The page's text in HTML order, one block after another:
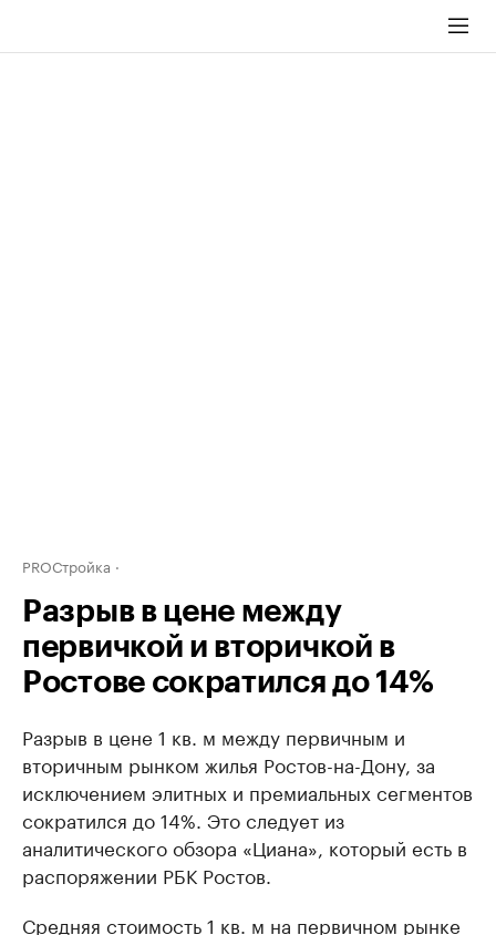
PROСтройка
Разрыв в цене между
первичкой и вторичкой в
Ростове сократился до 14%
Разрыв в цене 1 кв. м между первичным и
вторичным рынком жилья Ростов-на-Дону, за
исключением элитных и премиальных сегментов
сократился до 14%. Это следует из
аналитического обзора «Циана», который есть в
распоряжении РБК Ростов.
Средняя стоимость 1 кв. м на первичном рынке